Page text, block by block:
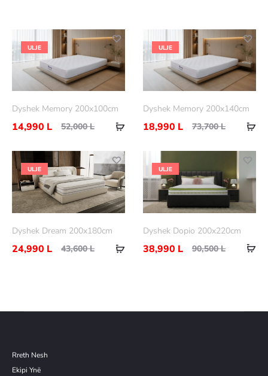
ULJE
Dyshek Memory 200x100cm
52,000L
14,990 L
ULJE
Dyshek Memory 200x140cm
73,700L
18,990 L
ULJE
Dyshek Dream 200x180cm
43,600L
24,990 L
ULJE
Dyshek Dopio 200x220cm
90,500L
38,990 L
Rreth Nesh
Ekipi Ynë